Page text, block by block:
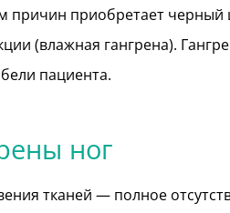
причин приобретает черный
(влажная гангрена).
пациента.
ног
тканей — полное